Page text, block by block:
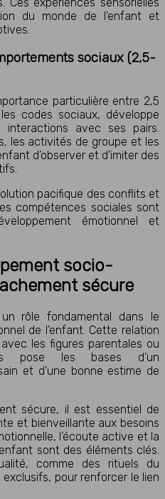
du monde de l’enfant et
sociaux (2,5-
particulière entre 2,5
codes sociaux, développe
interactions avec ses pairs.
les activités de groupe et les
d’observer et d’imiter des
pacifique des conflits et
compétences sociales sont
émotionnel et
socio-
sécure
un rôle fondamental dans le
de l’enfant. Cette relation
les figures parentales ou
pose les bases d’un
et d’une bonne estime de
sécure, il est essentiel de
et bienveillante aux besoins
l’écoute active et la
sont des éléments clés.
comme des rituels du
pour renforcer le lien